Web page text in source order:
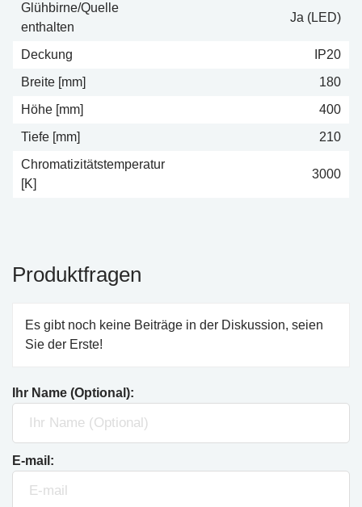
Glühbirne/Quelle
enthalten
Ja (LED)
Deckung
IP20
Breite [mm]
180
Höhe [mm]
400
Tiefe [mm]
210
Chromatizitätstemperatur
[K]
3000
Produktfragen
Es gibt noch keine Beiträge in der Diskussion, seien
Sie der Erste!
Ihr Name (Optional):
E-mail: